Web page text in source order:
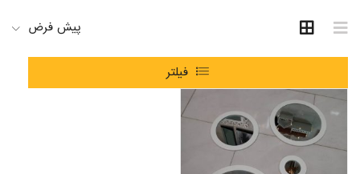
پیش فرض
فیلتر